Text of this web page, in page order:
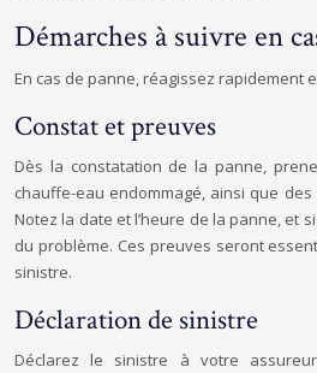
Démarches à suivre en
En cas de panne, réagissez rapidement
Constat et preuves
Dès la constatation de la panne,
chauffe-eau endommagé, ainsi que
Notez la date et l’heure de la panne, et
du problème. Ces preuves seront
sinistre.
Déclaration de sinistre
Déclarez le sinistre à votre